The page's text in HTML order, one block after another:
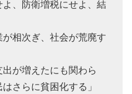
、防衛増税にせよ、結
が相次ぎ、社会が荒廃す
出が増えたにも関わら
さらに貧困化する」